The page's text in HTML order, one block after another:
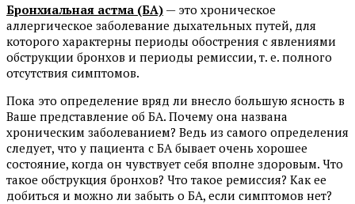
Бронхиальная астма (БА) — это хроническое
аллергическое заболевание дыхательных путей, для
которого характерны периоды обострения с явлениями
обструкции бронхов и периоды ремиссии, т. е. полного
отсутствия симптомов.
Пока это определение вряд ли внесло большую ясность в
Ваше представление об БА. Почему она названа
хроническим заболеванием? Ведь из самого определения
следует, что у пациента с БА бывает очень хорошее
состояние, когда он чувствует себя вполне здоровым. Что
такое обструкция бронхов? Что такое ремиссия? Как ее
добиться и можно ли забыть о БА, если симптомов нет?